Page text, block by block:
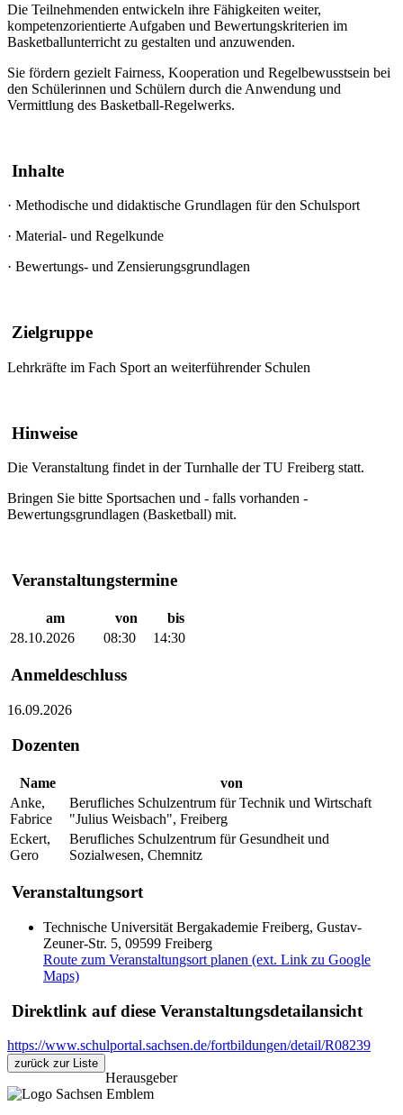
Die Teilnehmenden entwickeln ihre Fähigkeiten weiter,
kompetenzorientierte Aufgaben und Bewertungskriterien im
Basketballunterricht zu gestalten und anzuwenden.
Sie fördern gezielt Fairness, Kooperation und Regelbewusstsein bei
den Schülerinnen und Schülern durch die Anwendung und
Vermittlung des Basketball-Regelwerks.
Inhalte
· Methodische und didaktische Grundlagen für den Schulsport
· Material- und Regelkunde
· Bewertungs- und Zensierungsgrundlagen
Zielgruppe
Lehrkräfte im Fach Sport an weiterführender Schulen
Hinweise
Die Veranstaltung findet in der Turnhalle der TU Freiberg statt.
Bringen Sie bitte Sportsachen und - falls vorhanden -
Bewertungsgrundlagen (Basketball) mit.
Veranstaltungstermine
am von
bis
28.10.2026
08:30 14:30
Anmeldeschluss
16.09.2026
Dozenten
Name
von
Anke,
Fabrice
Berufliches Schulzentrum für Technik und Wirtschaft
"Julius Weisbach", Freiberg
Eckert,
Gero
Berufliches Schulzentrum für Gesundheit und
Sozialwesen, Chemnitz
Veranstaltungsort
Technische Universität Bergakademie Freiberg, Gustav-
Zeuner-Str. 5, 09599 Freiberg
Route zum Veranstaltungsort planen (ext. Link zu Google
Maps)
Direktlink auf diese Veranstaltungsdetailansicht
https://www.schulportal.sachsen.de/fortbildungen/detail/R08239
zurück zur Liste
Herausgeber